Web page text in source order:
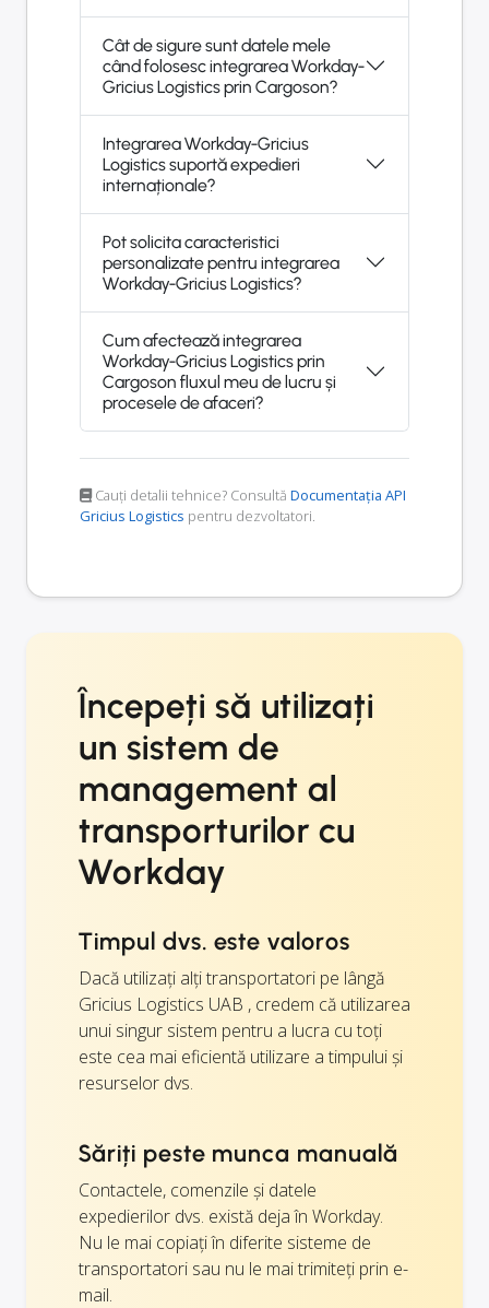
Cât de sigure sunt datele mele
când folosesc integrarea Workday-
Gricius Logistics prin Cargoson?
Integrarea Workday-Gricius
Logistics suportă expedieri
internaționale?
Pot solicita caracteristici
personalizate pentru integrarea
Workday-Gricius Logistics?
Cum afectează integrarea
Workday-Gricius Logistics prin
Cargoson fluxul meu de lucru și
procesele de afaceri?
Cauți detalii tehnice? Consultă Documentația API
Gricius Logistics pentru dezvoltatori.
Începeți să utilizați
un sistem de
management al
transporturilor cu
Workday
Timpul dvs. este valoros
Dacă utilizați alți transportatori pe lângă
Gricius Logistics UAB , credem că utilizarea
unui singur sistem pentru a lucra cu toți
este cea mai eficientă utilizare a timpului și
resurselor dvs.
Săriți peste munca manuală
Contactele, comenzile și datele
expedierilor dvs. există deja în Workday.
Nu le mai copiați în diferite sisteme de
transportatori sau nu le mai trimiteți prin e-
mail.